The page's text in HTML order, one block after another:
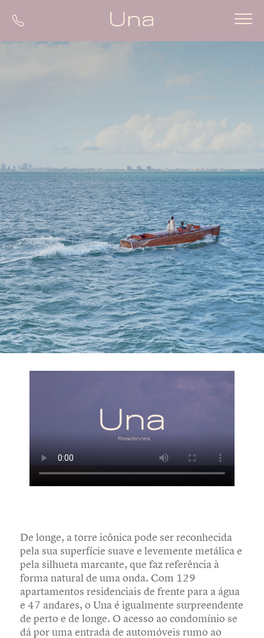
De longe, a torre icônica pode ser reconhecida
pela sua superfície suave e levemente metálica e
pela silhueta marcante, que faz referência à
forma natural de uma onda. Com 129
apartamentos residenciais de frente para a água
e 47 andares, o Una é igualmente surpreendente
de perto e de longe. O acesso ao condomínio se
dá por uma entrada de automóveis rumo ao